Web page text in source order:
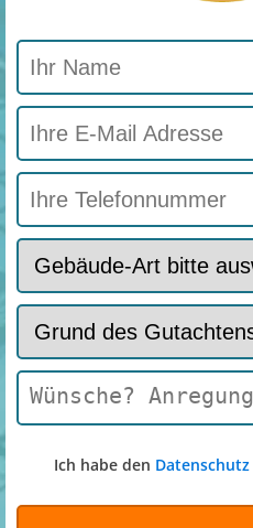
Ich habe den Datenschutz